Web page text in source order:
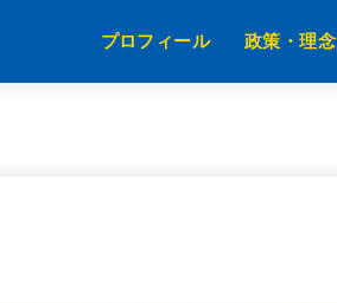
プロフィール 政策・理念